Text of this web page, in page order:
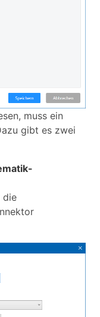
muss ein
gibt es zwei
die